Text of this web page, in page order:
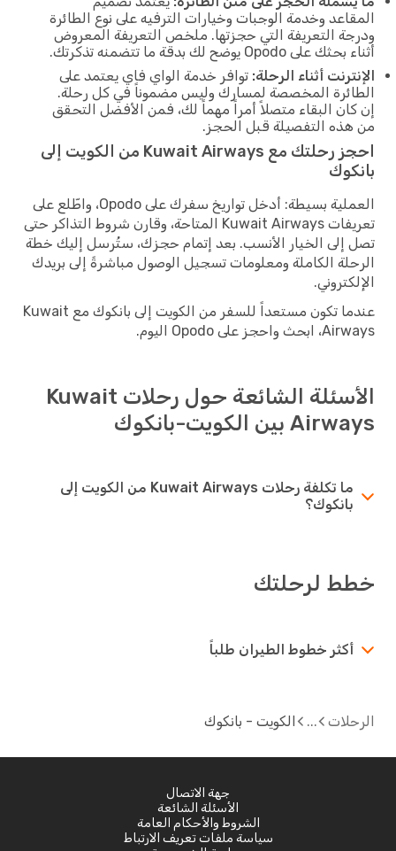
المقاعد وخدمة الوجبات وخيارات الترفيه على نوع الطائرة
ودرجة التعريفة التي حجزتها. ملخص التعريفة المعروض
أثناء بحثك على Opodo يوضح لك بدقة ما تتضمنه تذكرتك.
الإنترنت أثناء الرحلة: توافر خدمة الواي فاي يعتمد على
الطائرة المخصصة لمسارك وليس مضموناً في كل رحلة.
إن كان البقاء متصلاً أمراً مهماً لك، فمن الأفضل التحقق
من هذه التفصيلة قبل الحجز.
احجز رحلتك مع Kuwait Airways من الكويت إلى
بانكوك
العملية بسيطة: أدخل تواريخ سفرك على Opodo، واطّلع على
تعريفات Kuwait Airways المتاحة، وقارن شروط التذاكر حتى
تصل إلى الخيار الأنسب. بعد إتمام حجزك، ستُرسل إليك خطة
الرحلة الكاملة ومعلومات تسجيل الوصول مباشرةً إلى بريدك
الإلكتروني.
عندما تكون مستعداً للسفر من الكويت إلى بانكوك مع Kuwait
Airways، ابحث واحجز على Opodo اليوم.
الأسئلة الشائعة حول رحلات Kuwait
Airways بين الكويت-بانكوك
ما تكلفة رحلات Kuwait Airways من الكويت إلى
بانكوك؟
خطط لرحلتك
أكثر خطوط الطيران طلباً
الرحلات الكويت - بانكوك
جهة الاتصال
الأسئلة الشائعة
الشروط والأحكام العامة
سياسة ملفات تعريف الارتباط